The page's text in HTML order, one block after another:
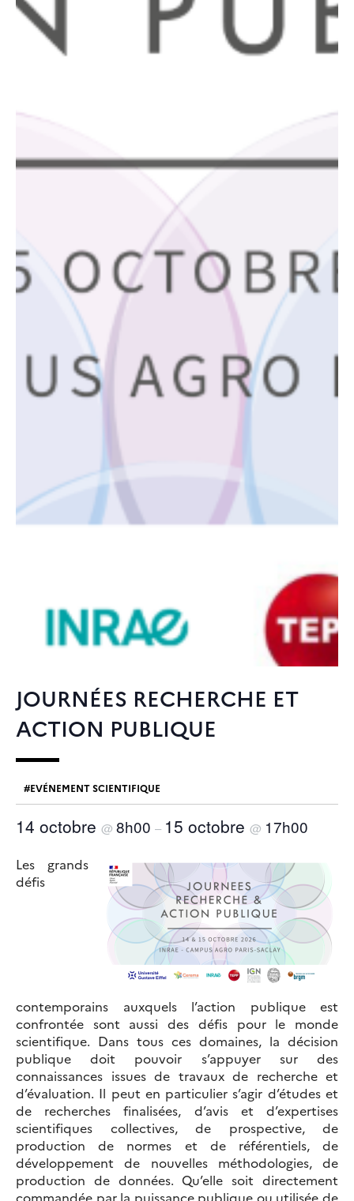
JOURNÉES RECHERCHE ET
ACTION PUBLIQUE
EVÉNEMENT SCIENTIFIQUE
14 octobre @ 8h00 – 15 octobre @ 17h00
Les grands
défis
contemporains auxquels l’action publique est
confrontée sont aussi des défis pour le monde
scientifique. Dans tous ces domaines, la décision
publique doit pouvoir s’appuyer sur des
connaissances issues de travaux de recherche et
d’évaluation. Il peut en particulier s’agir d’études et
de recherches finalisées, d’avis et d’expertises
scientifiques collectives, de prospective, de
production de normes et de référentiels, de
développement de nouvelles méthodologies, de
production de données. Qu’elle soit directement
commandée par la puissance publique ou utilisée de